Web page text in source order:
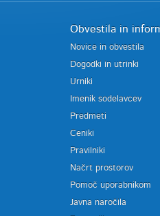
Obvestila in
Novice in obvestila
Dogodki in utrinki
Urniki
Imenik sodelavcev
Predmeti
Ceniki
Pravilniki
Načrt prostorov
Pomoč uporabnikom
Javna naročila